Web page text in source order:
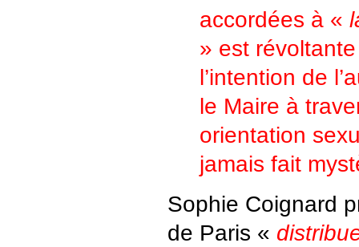
accordées à «
» est
l’intention de
le Maire à
orientation
jamais fait
Sophie Coignard
de Paris «